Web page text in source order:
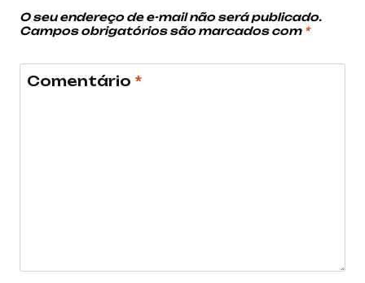
O seu endereço de e-mail não será publicado.
Campos obrigatórios são marcados com *
Comentário *